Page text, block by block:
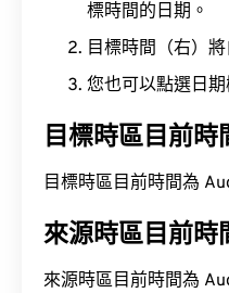
標時間的日期。
目標時間（右）將
您也可以點選日
目標時區目前時
目標時區目前時間為
來源時區目前時
來源時區目前時間為